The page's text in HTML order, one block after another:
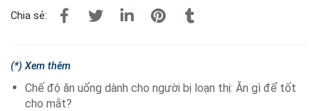
Chia sẻ:
(*) Xem thêm
Chế độ ăn uống dành cho người bị loạn thị: Ăn gì để tốt
cho mắt?